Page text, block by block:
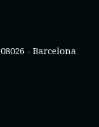
- Barcelona